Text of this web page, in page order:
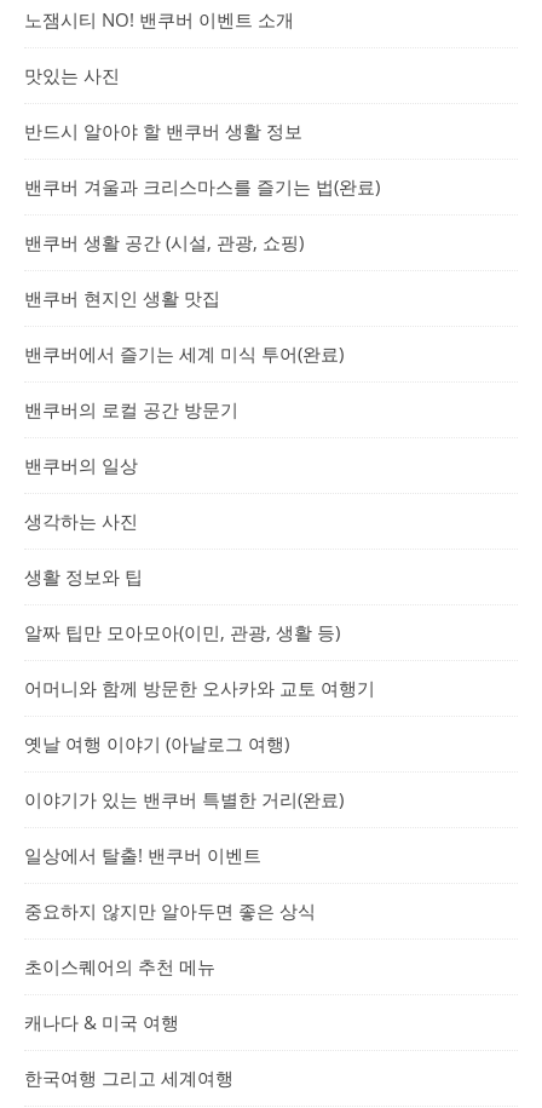
노잼시티 NO! 밴쿠버 이벤트 소개
맛있는 사진
반드시 알아야 할 밴쿠버 생활 정보
밴쿠버 겨울과 크리스마스를 즐기는 법(완료)
밴쿠버 생활 공간 (시설, 관광, 쇼핑)
밴쿠버 현지인 생활 맛집
밴쿠버에서 즐기는 세계 미식 투어(완료)
밴쿠버의 로컬 공간 방문기
밴쿠버의 일상
생각하는 사진
생활 정보와 팁
알짜 팁만 모아모아(이민, 관광, 생활 등)
어머니와 함께 방문한 오사카와 교토 여행기
옛날 여행 이야기 (아날로그 여행)
이야기가 있는 밴쿠버 특별한 거리(완료)
일상에서 탈출! 밴쿠버 이벤트
중요하지 않지만 알아두면 좋은 상식
초이스퀘어의 추천 메뉴
캐나다 & 미국 여행
한국여행 그리고 세계여행